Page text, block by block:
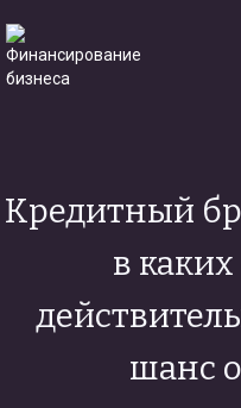
Кредитный
в
шанс